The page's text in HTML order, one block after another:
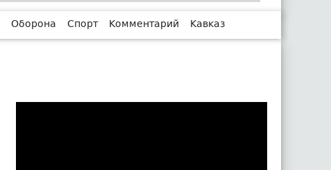
Оборона Спорт Комментарий Кавказ